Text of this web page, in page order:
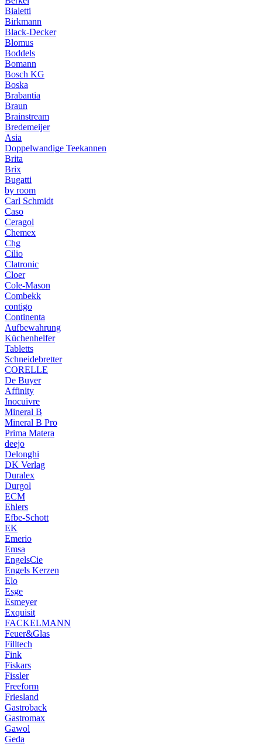
Bialetti
Birkmann
Black-Decker
Blomus
Boddels
Bomann
Bosch KG
Boska
Brabantia
Braun
Brainstream
Bredemeijer
Asia
Doppelwandige Teekannen
Brita
Brix
Bugatti
by room
Carl Schmidt
Caso
Ceragol
Chemex
Chg
Cilio
Clatronic
Cloer
Cole-Mason
Combekk
contigo
Continenta
Aufbewahrung
Küchenhelfer
Tabletts
Schneidebretter
CORELLE
De Buyer
Affinity
Inocuivre
Mineral B
Mineral B Pro
Prima Matera
deejo
Delonghi
DK Verlag
Duralex
Durgol
ECM
Ehlers
Efbe-Schott
EK
Emerio
Emsa
EngelsCie
Engels Kerzen
Elo
Esge
Esmeyer
Exquisit
FACKELMANN
Feuer&Glas
Filltech
Fink
Fiskars
Fissler
Freeform
Friesland
Gastroback
Gastromax
Gawol
Geda